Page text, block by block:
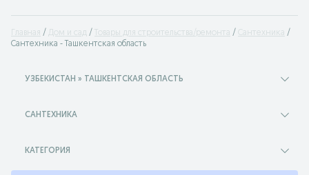
Главная Дом и сад Товары для строительства/ремонта
Сантехника
Сантехника - Ташкентская область
УЗБЕКИСТАН » ТАШКЕНТСКАЯ ОБЛАСТЬ
САНТЕХНИКА
КАТЕГОРИЯ